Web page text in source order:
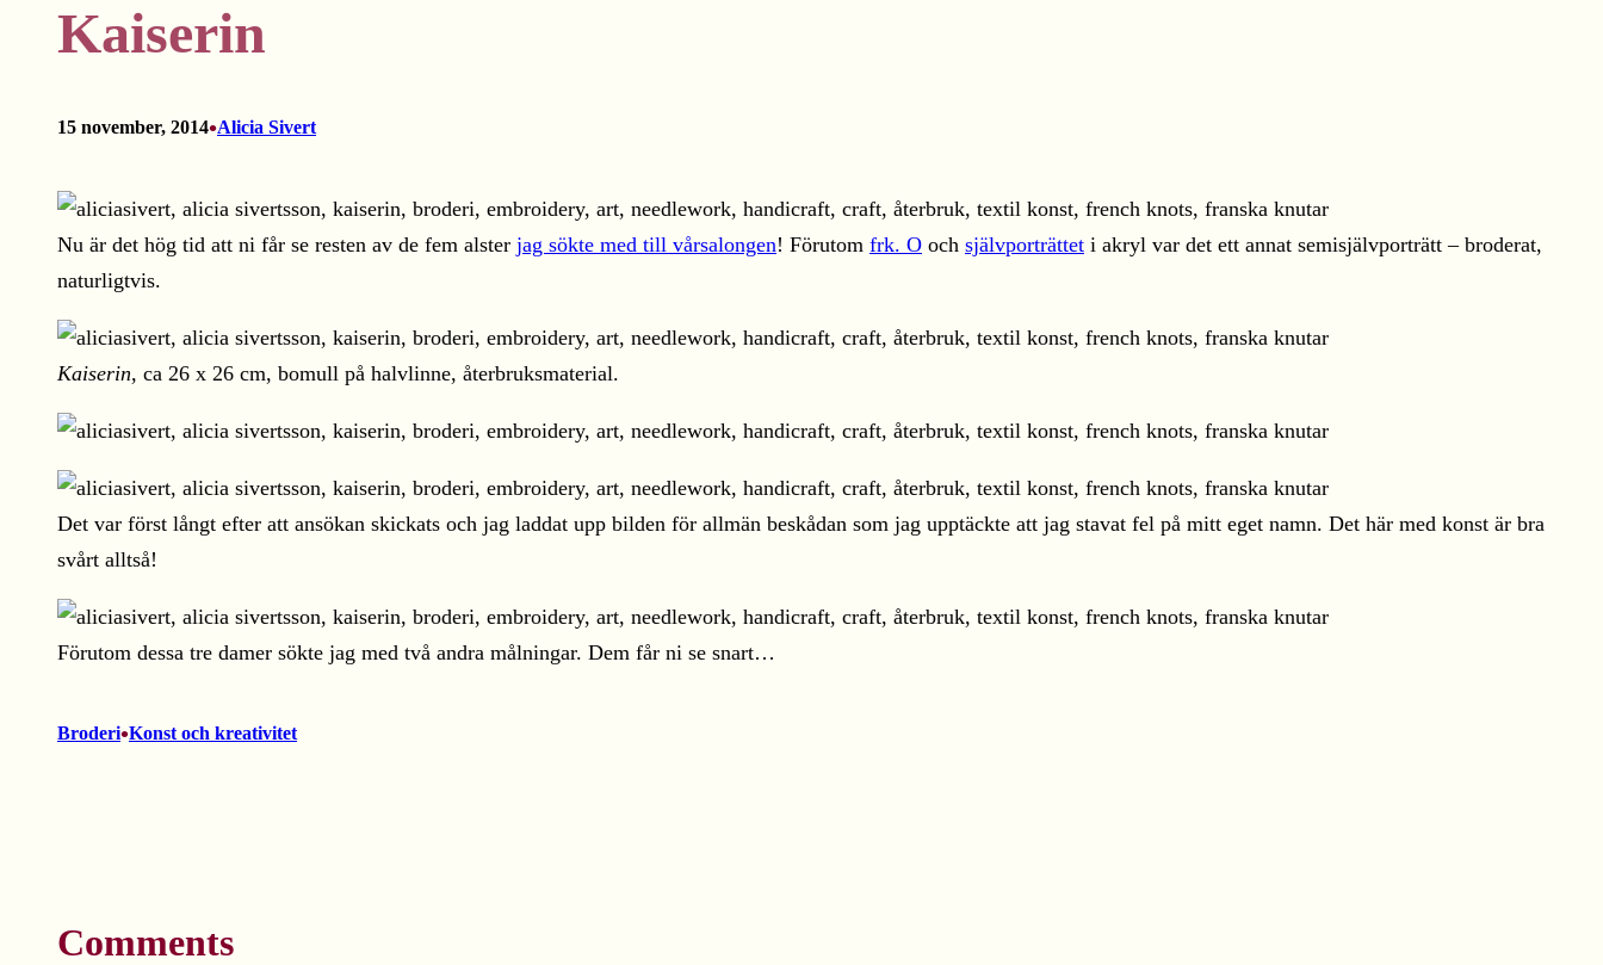
Kaiserin
15 november, 2014•Alicia Sivert
Nu är det hög tid att ni får se resten av de fem alster jag sökte med till vårsalongen! Förutom frk. O och självporträttet i akryl var det ett annat semisjälvporträtt – broderat,
naturligtvis.
Kaiserin, ca 26 x 26 cm, bomull på halvlinne, återbruksmaterial.
Det var först långt efter att ansökan skickats och jag laddat upp bilden för allmän beskådan som jag upptäckte att jag stavat fel på mitt eget namn. Det här med konst är bra
svårt alltså!
Förutom dessa tre damer sökte jag med två andra målningar. Dem får ni se snart…
Broderi•Konst och kreativitet
Comments